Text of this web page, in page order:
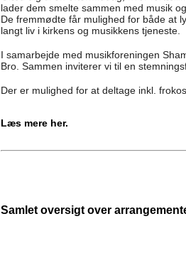
lader dem smelte sammen med musik og
De fremmødte får mulighed for både at
langt liv i kirkens og musikkens tjeneste.
I samarbejde med musikforeningen
Bro. Sammen inviterer vi til en
Der er mulighed for at deltage inkl.
Læs mere her.
Samlet oversigt over